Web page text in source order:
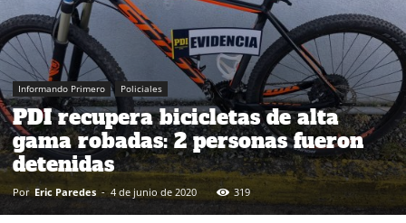
Informando Primero Policiales
PDI recupera bicicletas de alta
gama robadas: 2 personas fueron
detenidas
Por Eric Paredes - 4 de junio de 2020 319